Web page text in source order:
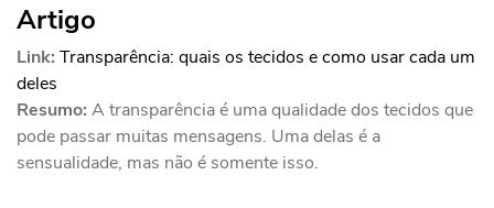
Artigo
Link: Transparência: quais os tecidos e como usar cada um
deles
Resumo: A transparência é uma qualidade dos tecidos que
pode passar muitas mensagens. Uma delas é a
sensualidade, mas não é somente isso.